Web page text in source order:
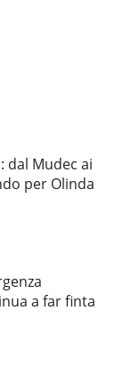
dal Mudec ai
per Olinda
a far finta